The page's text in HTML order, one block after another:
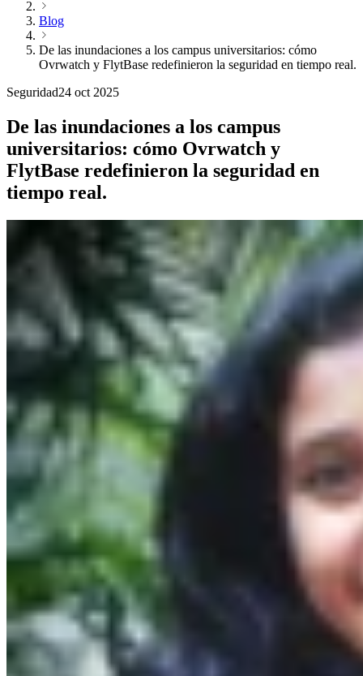
Blog
De las inundaciones a los campus universitarios: cómo
Ovrwatch y FlytBase redefinieron la seguridad en tiempo real.
Seguridad24 oct 2025
De las inundaciones a los campus
universitarios: cómo Ovrwatch y
FlytBase redefinieron la seguridad en
tiempo real.